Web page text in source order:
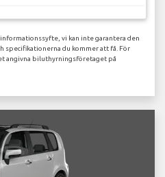
vi kan inte garantera den
specifikationerna du kommer att få. För
angivna biluthyrningsföretaget på